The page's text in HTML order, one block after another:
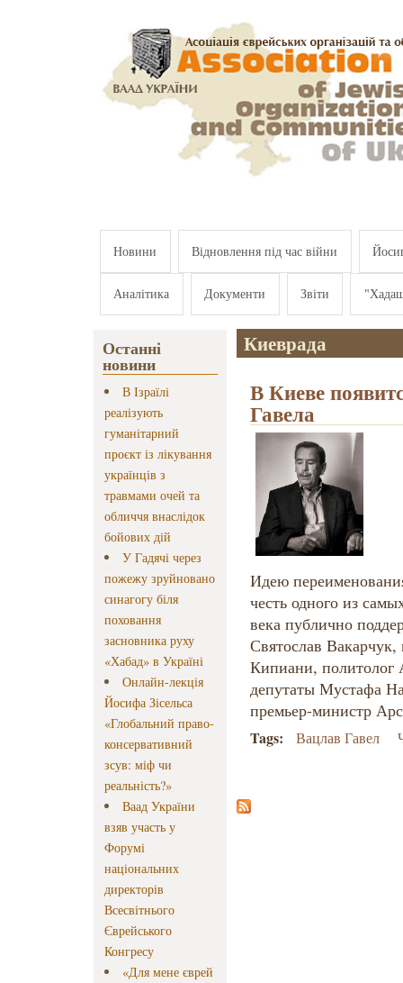
Новини Відновлення під час війни
Аналітика Документи Звіти
Останні
новини
В Ізраїлі
реалізують
гуманітарний
проєкт із лікування
українців з
травмами очей та
обличчя внаслідок
бойових дій
У Гадячі через
пожежу зруйновано
синагогу біля
поховання
засновника руху
«Хабад» в Україні
Онлайн-лекція
Йосифа Зісельса
«Глобальний право-
консервативний
зсув: міф чи
реальність?»
Ваад України
взяв участь у
Форумі
національних
директорів
Всесвітнього
Єврейського
Конгресу
«Для мене єврей
Киеврада
В Киеве
Гавела
Идею
честь одного из
века публично
Святослав
Кипиани, политолог
депутаты Мустафа
премьер-министр
Tags: Вацлав Гавел